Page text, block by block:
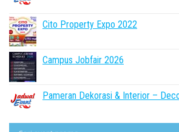
Cito Property Expo 2022
Campus Jobfair 2026
Pameran Dekorasi & Interior –